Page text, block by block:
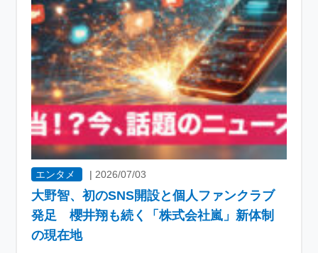
エンタメ | 2026/07/03
大野智、初のSNS開設と個人ファンクラブ
発足 櫻井翔も続く「株式会社嵐」新体制
の現在地